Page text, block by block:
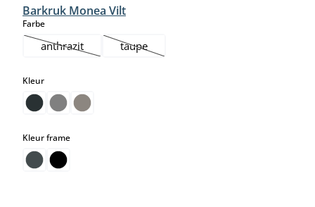
Barkruk Monea Vilt
Farbeselect
anthrazit
(Deze optie is momenteel niet beschikbaar.)
taupe
(Deze optie is momenteel niet beschikbaar.)
Kleurselect
Kleur frameselect